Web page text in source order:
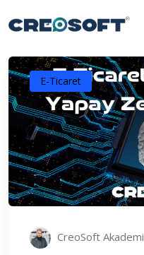
atla
E-Ticaret
CreoSoft Akademi